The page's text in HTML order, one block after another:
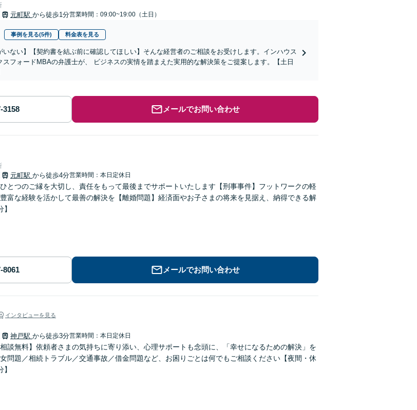
元町駅 から徒歩1分営業時間：09:00~19:00（土日）
事例を見る(5件) 料金表を見る
いない】【契約書を結ぶ前に確認してほしい】そんな経営者のご相談をお受けします。インハウス
スフォードMBAの弁護士が、 ビジネスの実情を踏まえた実用的な解決策をご提案します。【土日
メールでお問い合わせ
元町駅 から徒歩4分営業時間：本日定休日
ひとつのご縁を大切し、責任をもって最後までサポートいたします【刑事事件】フットワークの軽
富な経験を活かして最善の解決を【離婚問題】経済面やお子さまの将来を見据え、納得できる解
メールでお問い合わせ
インタビューを見る
神戸駅 から徒歩3分営業時間：本日定休日
相談無料】依頼者さまの気持ちに寄り添い、心理サポートも念頭に、「幸せになるための解決」を
問題／相続トラブル／交通事故／借金問題など、お困りごとは何でもご相談ください【夜間・休